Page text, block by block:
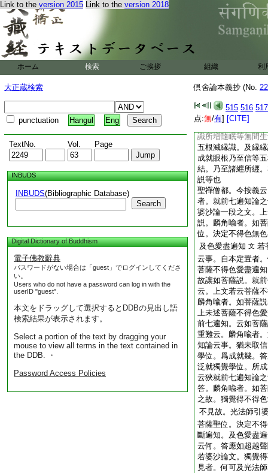
Link to the version 2015 Link to the version 2018
ホーム 検索 ご挨拶 組織 利
大正蔵検索
punctuation Hangul Eng
TextNo. Vol. Page
INBUDS
INBUDS(Bibliographic Database)
Search
Digital Dictionary of Buddhism
電子佛教辭典
パスワードがない場合は「guest」でログインしてくださ
い。
Users who do not have a password can log in with the
userID "guest".
本文をドラッグして選択するとDDBの見出し語
検索結果が表示されます。
Select a portion of the text by dragging your
mouse to view all terms in the text contained in
the DDB. ・
Password Access Policies
倶舍論本義抄 (No.
515 516 517
点:無/有] [CITE]
尤以有疑。其例證
答。上地無漏道。
諍。性相之所定。
第四靜慮。起下三
可然。婆沙論中。
迦濕彌羅國。毘婆
可爾哉次。就大旨
事。其例非一。如
根滅縁識所増隨眠
識所増隨眠等無間
五根滅縁識。及縁
成就眼根乃至信等
結。乃至諸纒所纒
説等也
聖禪僧都。今按義
者。就前七遍知論
婆沙論一段之文。
説。麟角喩者。如
位。決定不得色無
及色愛盡遍知 文 若
云事。自本定置者
菩薩不得色愛盡遍
故讓如菩薩説。就
云。上文若云菩薩
麟角喩者。如菩薩
上未述菩薩不得色
前七遍知。云如菩
重難云。麟角喩者
知論云事。猶未取
學位。爲成就幾。
泛就獨覺學位。所
云狹就前七遍知論
答。麟角喩者。如
之故。獨覺得不得
不見故。光法師引
菩薩聖位。決定不
斷遍知。及色愛盡
云何。答應如超越
若婆沙論文。獨覺
見者。何可及光法